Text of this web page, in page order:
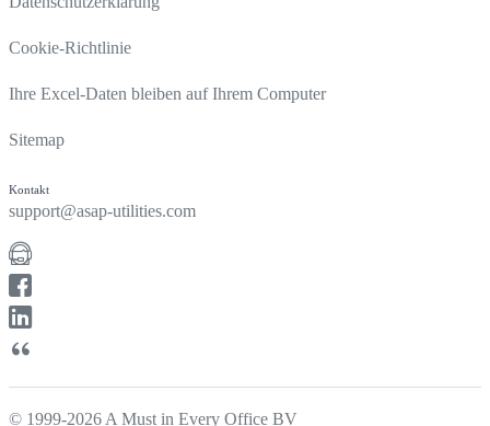
Cookie-Richtlinie
Ihre Excel-Daten bleiben auf Ihrem Computer
Sitemap
Kontakt
support@asap-utilities.com
© 1999-2026 A Must in Every Office BV